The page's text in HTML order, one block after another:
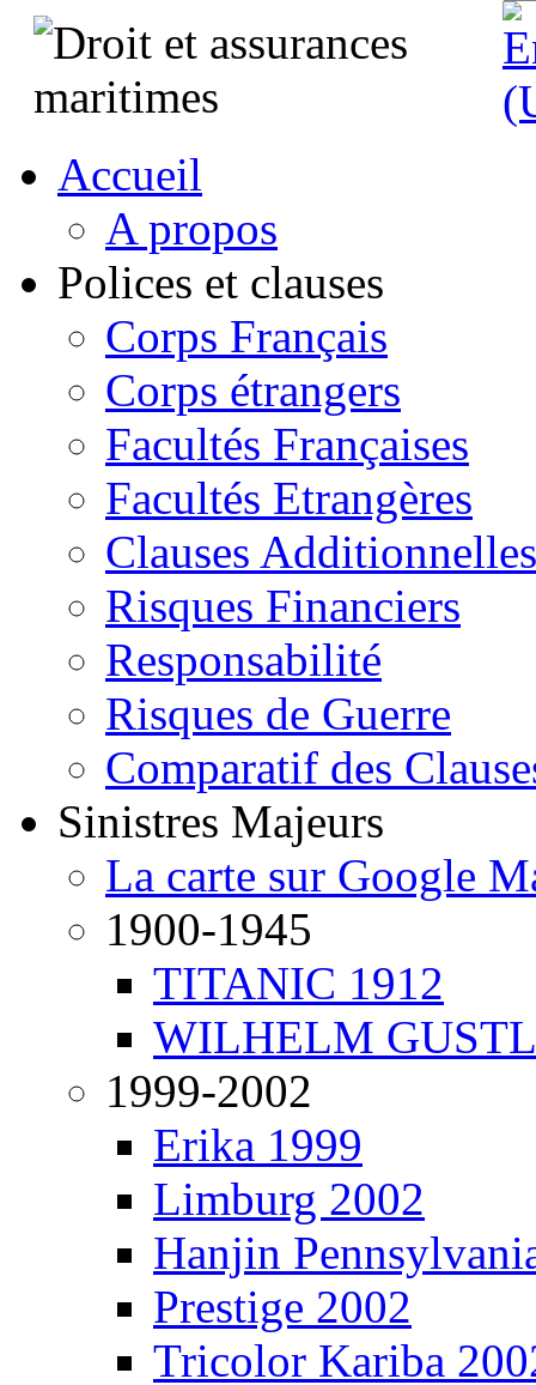
Accueil
A propos
Polices et clauses
Corps Français
Corps étrangers
Facultés Françaises
Facultés Etrangères
Clauses Additionnelles
Risques Financiers
Responsabilité
Risques de Guerre
Comparatif des
Sinistres Majeurs
La carte sur Google
1900-1945
TITANIC 1912
WILHELM
1999-2002
Erika 1999
Limburg 2002
Hanjin
Prestige 2002
Tricolor Kariba